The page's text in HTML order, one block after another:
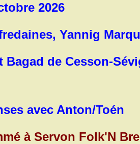
2026
Yannig
Bagad de Cesson-
avec Anton/Toén
à Servon Folk'N